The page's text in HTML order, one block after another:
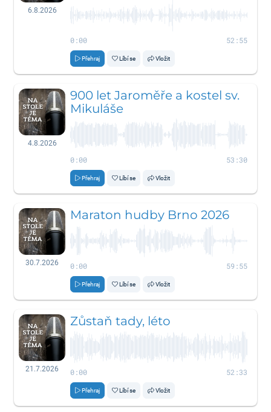
6.8.2026
0:00 52:55
Přehraj Líbí se Vložit
4.8.2026
900 let Jaroměře a kostel sv.
Mikuláše
0:00 53:30
Přehraj Líbí se Vložit
30.7.2026
Maraton hudby Brno 2026
0:00 59:55
Přehraj Líbí se Vložit
21.7.2026
Zůstaň tady, léto
0:00 52:33
Přehraj Líbí se Vložit